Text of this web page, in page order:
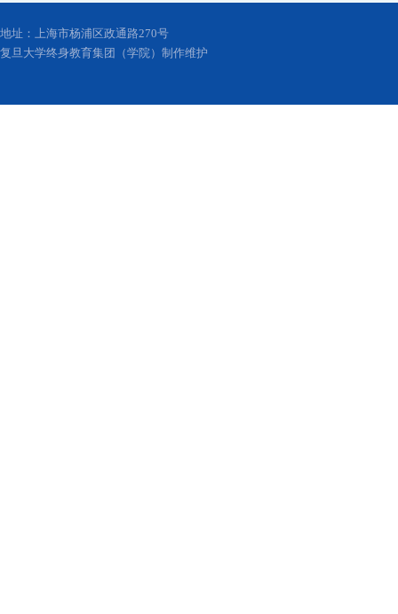
地址：上海市杨浦区政通路270号
复旦大学终身教育集团（学院）制作维护